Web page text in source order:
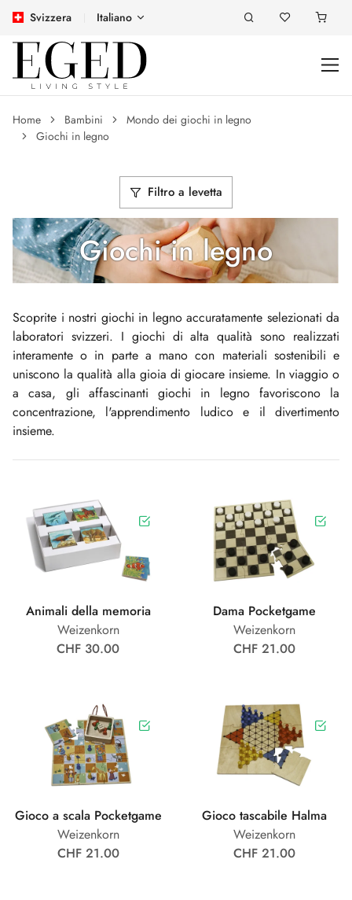
Svizzera Italiano
Home Bambini
Mondo dei giochi in legno
Giochi in legno
Filtro a levetta
Giochi in legno
Scoprite i nostri giochi in legno accuratamente selezionati da
laboratori svizzeri. I giochi di alta qualità sono realizzati
interamente o in parte a mano con materiali sostenibili e
uniscono la qualità alla gioia di giocare insieme. In viaggio o
a casa, gli affascinanti giochi in legno favoriscono la
concentrazione, l'apprendimento ludico e il divertimento
insieme.
Animali della memoria
Weizenkorn
CHF 30.00
Dama Pocketgame
Weizenkorn
CHF 21.00
Gioco a scala Pocketgame
Weizenkorn
CHF 21.00
Gioco tascabile Halma
Weizenkorn
CHF 21.00